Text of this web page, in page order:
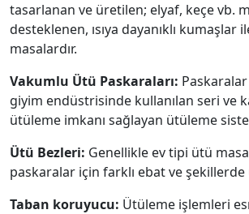
tasarlanan ve üretilen; elyaf, keçe vb.
desteklenen, ısıya dayanıklı kumaşlar
masalardır.
Vakumlu Ütü Paskaraları:
giyim endüstrisinde kullanılan seri ve
ütüleme imkanı sağlayan ütüleme
Ütü Bezleri: Genellikle ev tipi ütü
paskaralar için farklı ebat ve
Taban koruyucu: Ütüleme işlemleri